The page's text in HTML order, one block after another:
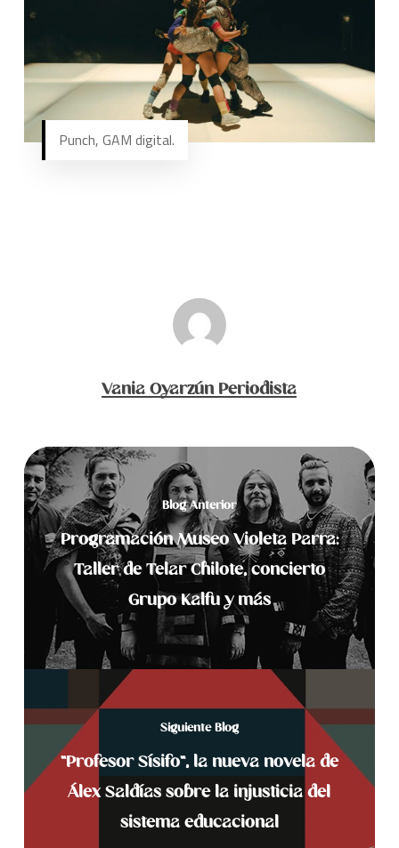
Punch, GAM digital.
Vania Oyarzún Periodista
Blog Anterior
Programación Museo Violeta Parra:
Taller de Telar Chilote, concierto
Grupo Kalfu y más
Siguiente Blog
"Profesor Sísifo", la nueva novela de
Álex Saldías sobre la injusticia del
sistema educacional